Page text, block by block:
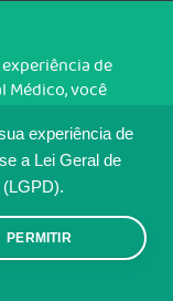
experiência de
a Lei Geral de
PERMITIR
CEP: 70200-760 -
DE
de
Médico, você
é feito, acesse
em ACEITO.